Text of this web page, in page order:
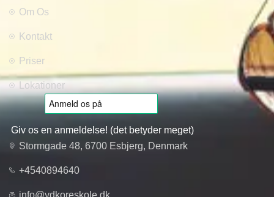
Om Os
Kontakt
Priser
Lokationer
Giv os en anmeldelse! (det betyder meget)
Stormgade 48, 6700 Esbjerg, Denmark
+4540894640
info@ydkoreskole.dk